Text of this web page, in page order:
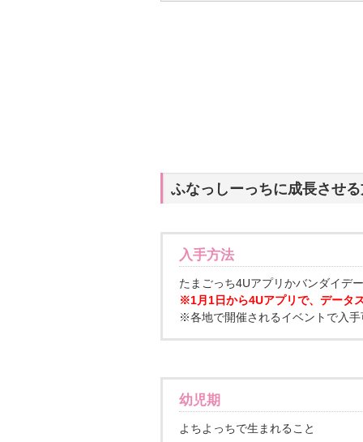
ふなっしーっちに成長させ
入手方法
たまごっち4Uアプリかバンダイデ
※1月1日から4Uアプリで、データ
※各地で開催されるイベントで入手
幼児期
よちよっちで生まれること